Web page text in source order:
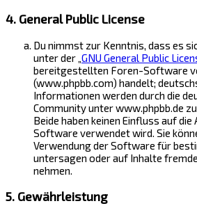
4. General Public License
Du nimmst zur Kenntnis, dass es
unter der „GNU General Public
bereitgestellten Foren-Software
(www.phpbb.com) handelt;
Informationen werden durch die
Community unter www.phpbb.de
Beide haben keinen Einfluss auf die
Software verwendet wird. Sie
Verwendung der Software für
untersagen oder auf Inhalte
nehmen.
5. Gewährleistung